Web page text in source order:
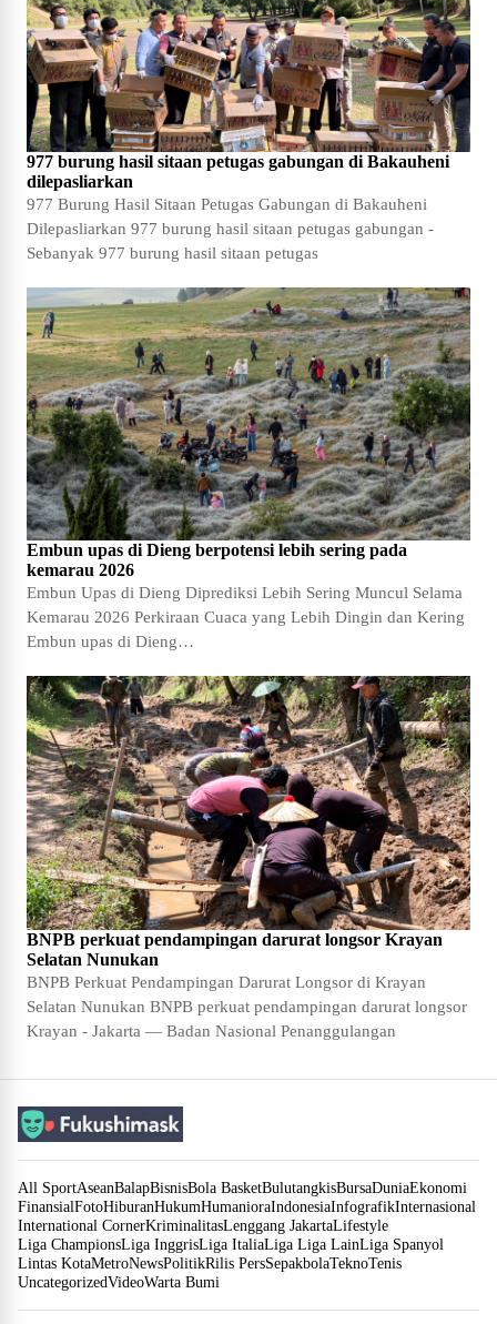
977 burung hasil sitaan petugas gabungan di Bakauheni
dilepasliarkan
977 Burung Hasil Sitaan Petugas Gabungan di Bakauheni
Dilepasliarkan 977 burung hasil sitaan petugas gabungan -
Sebanyak 977 burung hasil sitaan petugas
Embun upas di Dieng berpotensi lebih sering pada
kemarau 2026
Embun Upas di Dieng Diprediksi Lebih Sering Muncul Selama
Kemarau 2026 Perkiraan Cuaca yang Lebih Dingin dan Kering
Embun upas di Dieng…
BNPB perkuat pendampingan darurat longsor Krayan
Selatan Nunukan
BNPB Perkuat Pendampingan Darurat Longsor di Krayan
Selatan Nunukan BNPB perkuat pendampingan darurat longsor
Krayan - Jakarta — Badan Nasional Penanggulangan
All SportAseanBalapBisnisBola BasketBulutangkisBursaDuniaEkonomi
FinansialFotoHiburanHukumHumanioraIndonesiaInfografikInternasional
International CornerKriminalitasLenggang JakartaLifestyle
Liga ChampionsLiga InggrisLiga ItaliaLiga Liga LainLiga Spanyol
Lintas KotaMetroNewsPolitikRilis PersSepakbolaTeknoTenis
UncategorizedVideoWarta Bumi